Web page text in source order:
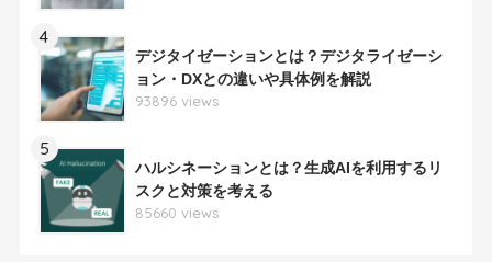
4
デジタイゼーションとは？デジタライゼーシ
ョン・DXとの違いや具体例を解説
93896 views
5
ハルシネーションとは？生成AIを利用するリ
スクと対策を考える
85660 views